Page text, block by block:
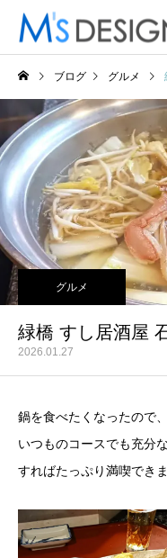
ブログ グルメ
グルメ
緑橋 すし居酒屋
2026.01.27
鍋を食べたくなったので
いつものコースでも充分
すればたっぷり満喫できま